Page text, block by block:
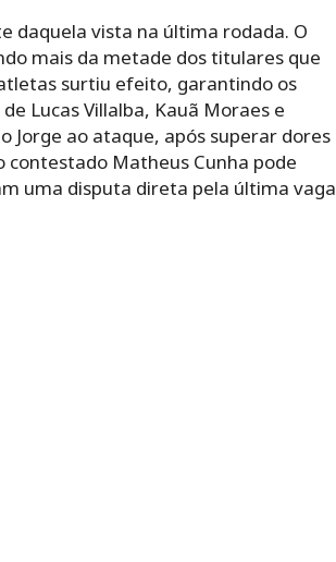
daquela vista na última rodada. O
mais da metade dos titulares que
surtiu efeito, garantindo os
Lucas Villalba, Kauã Moraes e
Jorge ao ataque, após superar dores
contestado Matheus Cunha pode
uma disputa direta pela última vaga